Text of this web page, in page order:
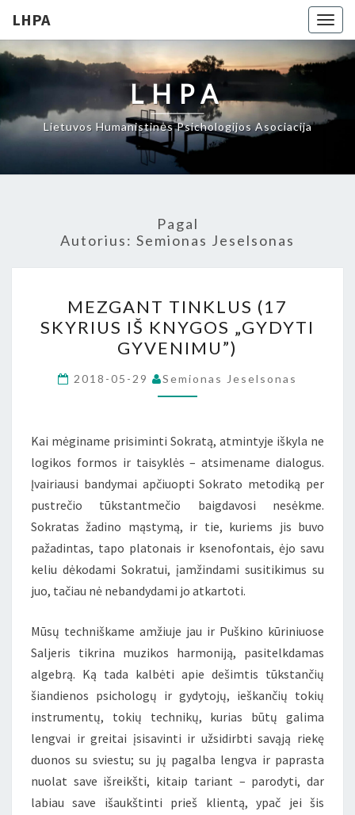
LHPA
LHPA
Lietuvos Humanistinės Psichologijos Asociacija
Pagal
Autorius: Semionas Jeselsonas
TINKLUS
(17
SKYRIUS
IŠ
KNYGOS
GYVENIMU”)
MEZGANT TINKLUS (17
SKYRIUS IŠ KNYGOS „GYDYTI
GYVENIMU”)
2018-05-29 Semionas Jeselsonas
Kai mėginame prisiminti Sokratą, atmintyje iškyla ne
logikos formos ir taisyklės – atsimename dialogus.
Įvairiausi bandymai apčiuopti Sokrato metodiką per
pustrečio tūkstantmečio baigdavosi nesėkme.
Sokratas žadino mąstymą, ir tie, kuriems jis buvo
pažadintas, tapo platonais ir ksenofontais, ėjo savu
keliu dėkodami Sokratui, įamžindami susitikimus su
juo, tačiau nė nebandydami jo atkartoti.
Mūsų techniškame amžiuje jau ir Puškino kūriniuose
Saljeris tikrina muzikos harmoniją, pasitelkdamas
algebrą. Ką tada kalbėti apie dešimtis tūkstančių
šiandienos psichologų ir gydytojų, ieškančių tokių
instrumentų, tokių technikų, kurias būtų galima
lengvai ir greitai įsisavinti ir užsidirbti savąją riekę
duonos su sviestu; su jų pagalba lengva ir paprasta
nuolat save išreikšti, kitaip tariant – parodyti, dar
labiau save išaukštinti prieš klientą, ypač jei šis